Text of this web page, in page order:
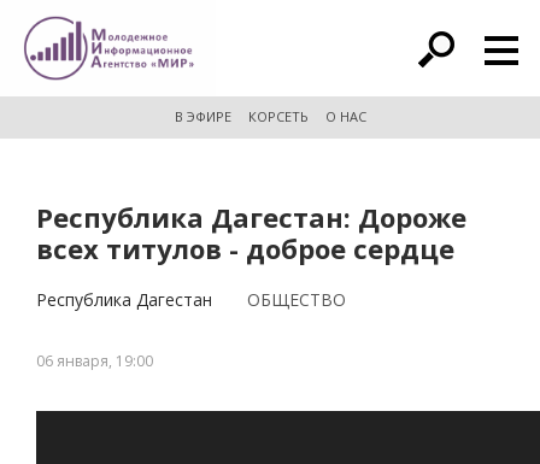
расширенный поиск
В ЭФИРЕ КОРСЕТЬ О НАС
Республика Дагестан: Дороже
всех титулов - доброе сердце
Республика Дагестан ОБЩЕСТВО
06 января, 19:00